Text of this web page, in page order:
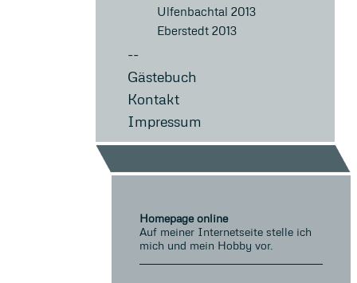
Ulfenbachtal 2013
Eberstedt 2013
--
Gästebuch
Kontakt
Impressum
Homepage online
Auf meiner Internetseite stelle ich
mich und mein Hobby vor.